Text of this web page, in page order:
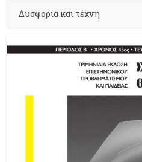
Δυσφορία και τέχνη